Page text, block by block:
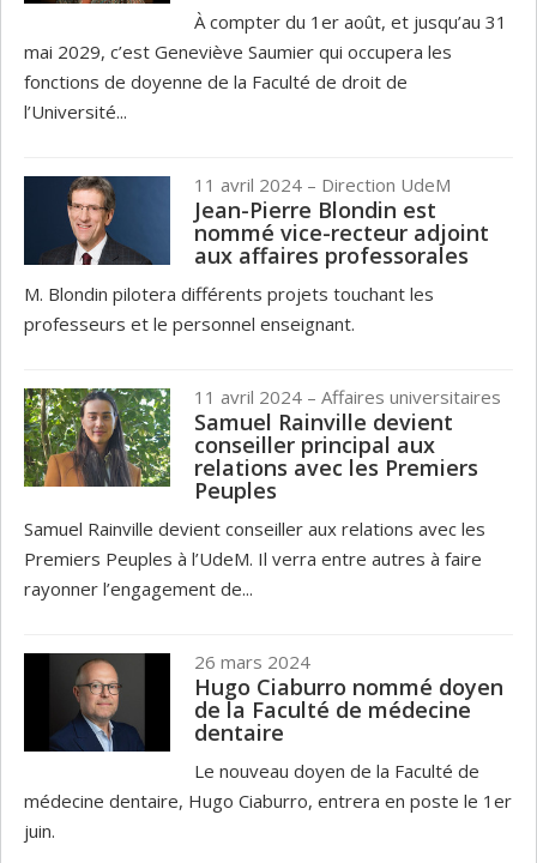
À compter du 1er août, et jusqu’au 31
mai 2029, c’est Geneviève Saumier qui occupera les
fonctions de doyenne de la Faculté de droit de
l’Université...
11 avril 2024 – Direction UdeM
Jean-Pierre Blondin est
nommé vice-recteur adjoint
aux affaires professorales
M. Blondin pilotera différents projets touchant les
professeurs et le personnel enseignant.
11 avril 2024 – Affaires universitaires
Samuel Rainville devient
conseiller principal aux
relations avec les Premiers
Peuples
Samuel Rainville devient conseiller aux relations avec les
Premiers Peuples à l’UdeM. Il verra entre autres à faire
rayonner l’engagement de...
26 mars 2024
Hugo Ciaburro nommé doyen
de la Faculté de médecine
dentaire
Le nouveau doyen de la Faculté de
médecine dentaire, Hugo Ciaburro, entrera en poste le 1er
juin.